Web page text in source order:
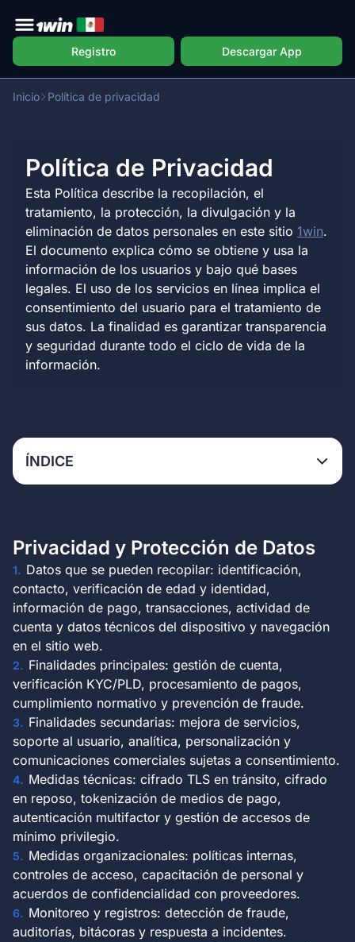
Registro Descargar App
Inicio Política de privacidad
Política de Privacidad
Esta Política describe la recopilación, el
tratamiento, la protección, la divulgación y la
eliminación de datos personales en este sitio 1win.
El documento explica cómo se obtiene y usa la
información de los usuarios y bajo qué bases
legales. El uso de los servicios en línea implica el
consentimiento del usuario para el tratamiento de
sus datos. La finalidad es garantizar transparencia
y seguridad durante todo el ciclo de vida de la
información.
ÍNDICE
Privacidad y Protección de Datos
Datos que se pueden recopilar: identificación,
contacto, verificación de edad y identidad,
información de pago, transacciones, actividad de
cuenta y datos técnicos del dispositivo y navegación
en el sitio web.
Finalidades principales: gestión de cuenta,
verificación KYC/PLD, procesamiento de pagos,
cumplimiento normativo y prevención de fraude.
Finalidades secundarias: mejora de servicios,
soporte al usuario, analítica, personalización y
comunicaciones comerciales sujetas a consentimiento.
Medidas técnicas: cifrado TLS en tránsito, cifrado
en reposo, tokenización de medios de pago,
autenticación multifactor y gestión de accesos de
mínimo privilegio.
Medidas organizacionales: políticas internas,
controles de acceso, capacitación de personal y
acuerdos de confidencialidad con proveedores.
Monitoreo y registros: detección de fraude,
auditorías, bitácoras y respuesta a incidentes.